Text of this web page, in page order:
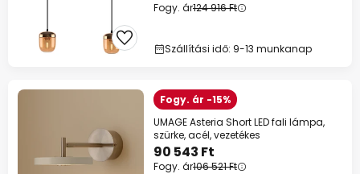
Fogy. ár124 916 Ft
Szállítási idő: 9-13 munkanap
Fogy. ár -15%
UMAGE Asteria Short LED fali lámpa,
szürke, acél, vezetékes
90 543 Ft
Fogy. ár106 521 Ft